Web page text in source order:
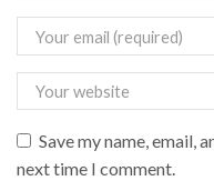
Save my name, email,
next time I comment.